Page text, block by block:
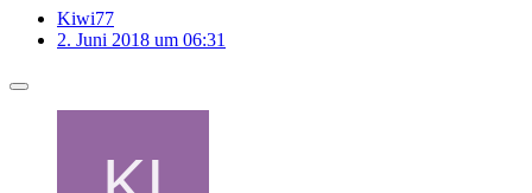
Kiwi77
2. Juni 2018 um 06:31